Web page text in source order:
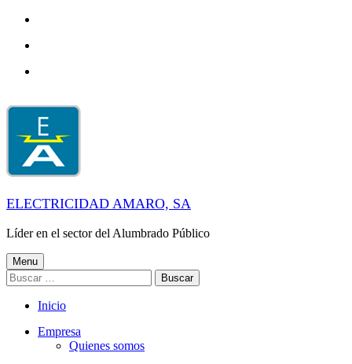
ELECTRICIDAD AMARO, SA
Líder en el sector del Alumbrado Público
Menu
Buscar:
Inicio
Empresa
Quienes somos